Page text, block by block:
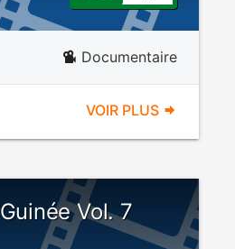
Documentaire
VOIR PLUS
Vol. 7